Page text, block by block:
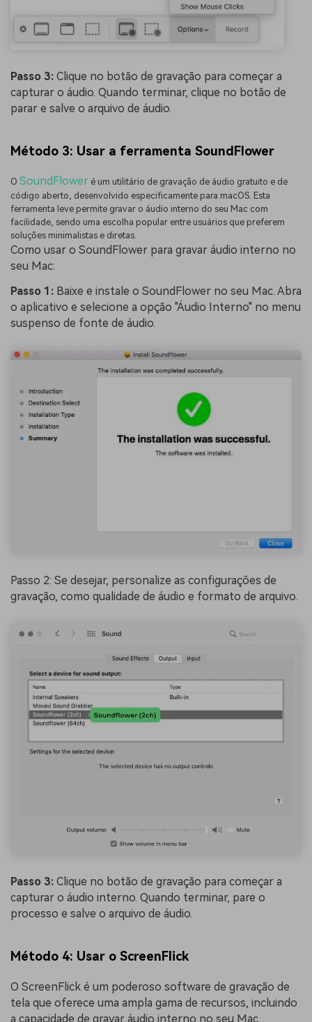
Passo 3: Clique no botão de gravação para começar a
capturar o áudio. Quando terminar, clique no botão de
parar e salve o arquivo de áudio.
Método 3: Usar a ferramenta SoundFlower
O SoundFlower é um utilitário de gravação de áudio gratuito e de
código aberto, desenvolvido especificamente para macOS. Esta
ferramenta leve permite gravar o áudio interno do seu Mac com
facilidade, sendo uma escolha popular entre usuários que preferem
soluções minimalistas e diretas.
Como usar o SoundFlower para gravar áudio interno no
seu Mac:
Passo 1: Baixe e instale o SoundFlower no seu Mac. Abra
o aplicativo e selecione a opção "Áudio Interno" no menu
suspenso de fonte de áudio.
Passo 2: Se desejar, personalize as configurações de
gravação, como qualidade de áudio e formato de arquivo.
Passo 3: Clique no botão de gravação para começar a
capturar o áudio interno. Quando terminar, pare o
processo e salve o arquivo de áudio.
Método 4: Usar o ScreenFlick
O ScreenFlick é um poderoso software de gravação de
tela que oferece uma ampla gama de recursos, incluindo
a capacidade de gravar áudio interno no seu Mac.